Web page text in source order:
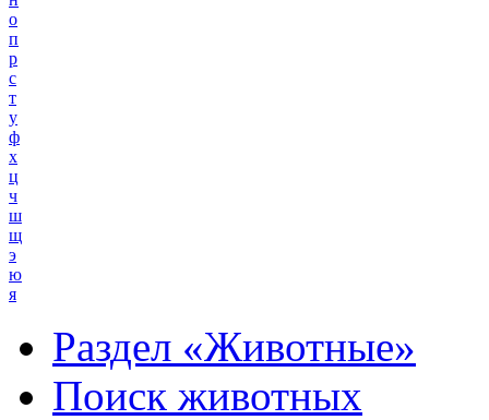
о
п
р
с
т
у
ф
х
ц
ч
ш
щ
э
ю
я
Раздел «Животные»
Поиск животных